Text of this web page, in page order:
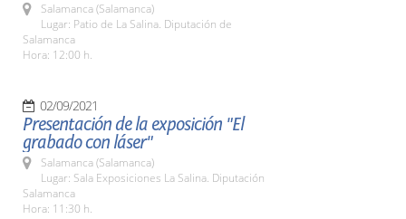
Salamanca (Salamanca)
Lugar: Patio de La Salina. Diputación de
Salamanca
Hora: 12:00 h.
02/09/2021
Presentación de la exposición "El
grabado con láser"
Salamanca (Salamanca)
Lugar: Sala Exposiciones La Salina. Diputación
Salamanca
Hora: 11:30 h.